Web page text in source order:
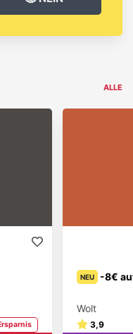
ALLE
NEU -8€
Wolt
3,9